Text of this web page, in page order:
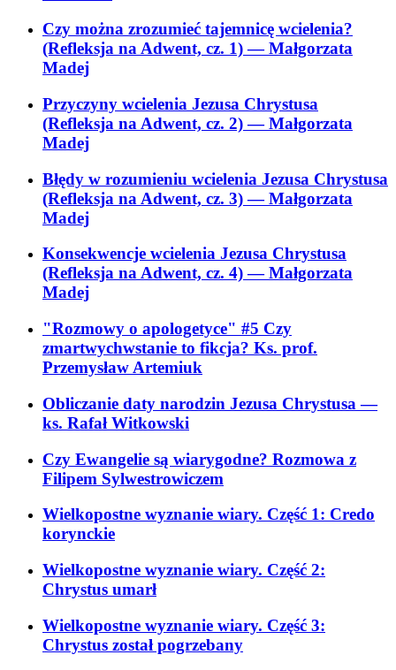
Czy można zrozumieć tajemnicę wcielenia?
(Refleksja na Adwent, cz. 1)— Małgorzata
Madej
Przyczyny wcielenia Jezusa Chrystusa
(Refleksja na Adwent, cz. 2)— Małgorzata
Madej
Błędy w rozumieniu wcielenia Jezusa Chrystusa
(Refleksja na Adwent, cz. 3)— Małgorzata
Madej
Konsekwencje wcielenia Jezusa Chrystusa
(Refleksja na Adwent, cz. 4)— Małgorzata
Madej
"Rozmowy o apologetyce" #5 Czy
zmartwychwstanie to fikcja? Ks. prof.
Przemysław Artemiuk
Obliczanie daty narodzin Jezusa Chrystusa—
ks. Rafał Witkowski
Czy Ewangelie są wiarygodne? Rozmowa z
Filipem Sylwestrowiczem
Wielkopostne wyznanie wiary. Część 1: Credo
korynckie
Wielkopostne wyznanie wiary. Część 2:
Chrystus umarł
Wielkopostne wyznanie wiary. Część 3:
Chrystus został pogrzebany